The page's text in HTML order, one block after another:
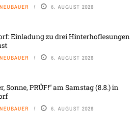
6. AUGUST 2026
Einladung zu drei Hinterhoflesungen
6. AUGUST 2026
Sonne, PRÜF!“ am Samstag (8.8.) in
6. AUGUST 2026